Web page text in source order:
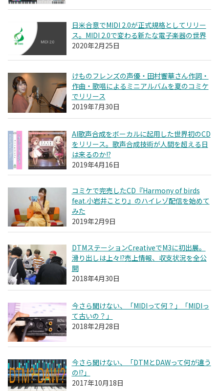
日米合意でMIDI 2.0が正式規格としてリリー
ス。MIDI 2.0で変わる新たな電子楽器の世界
2020年2月25日
けものフレンズの声優・田村響華さん作詞・
作曲・歌唱によるミニアルバムを夏のコミケ
でリリース
2019年7月30日
AI歌声合成をボーカルに起用した世界初のCD
をリリース。歌声合成技術が人間を超える日
は来るのか!?
2019年4月16日
コミケで完売したCD『Harmony of birds
feat.小岩井ことり』のハイレゾ配信を始めて
みた
2019年2月9日
DTMステーションCreativeでM3に初出展。
滑り出しは上々!?売上情報、収支状況を全公
開
2018年4月30日
今さら聞けない、「MIDIって何？」「MIDIっ
て古いの？」
2018年2月28日
今さら聞けない、「DTMとDAWって何が違う
の!?」
2017年10月18日